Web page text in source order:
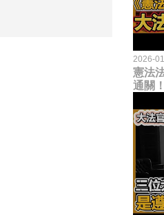
2026-
憲法
通關